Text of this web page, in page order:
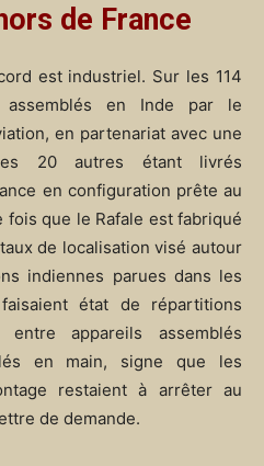
de France
est industriel. Sur les 114
assemblés en Inde par le
en partenariat avec une
20 autres étant livrés
en configuration prête au
que le Rafale est fabriqué
de localisation visé autour
indiennes parues dans les
état de répartitions
entre appareils assemblés
en main, signe que les
restaient à arrêter au
de demande.